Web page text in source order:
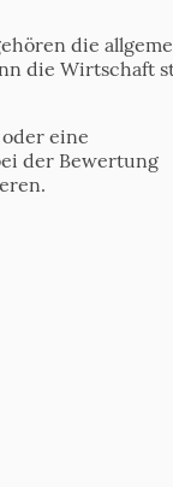
die
die Wirtschaft
eine
der Bewertung